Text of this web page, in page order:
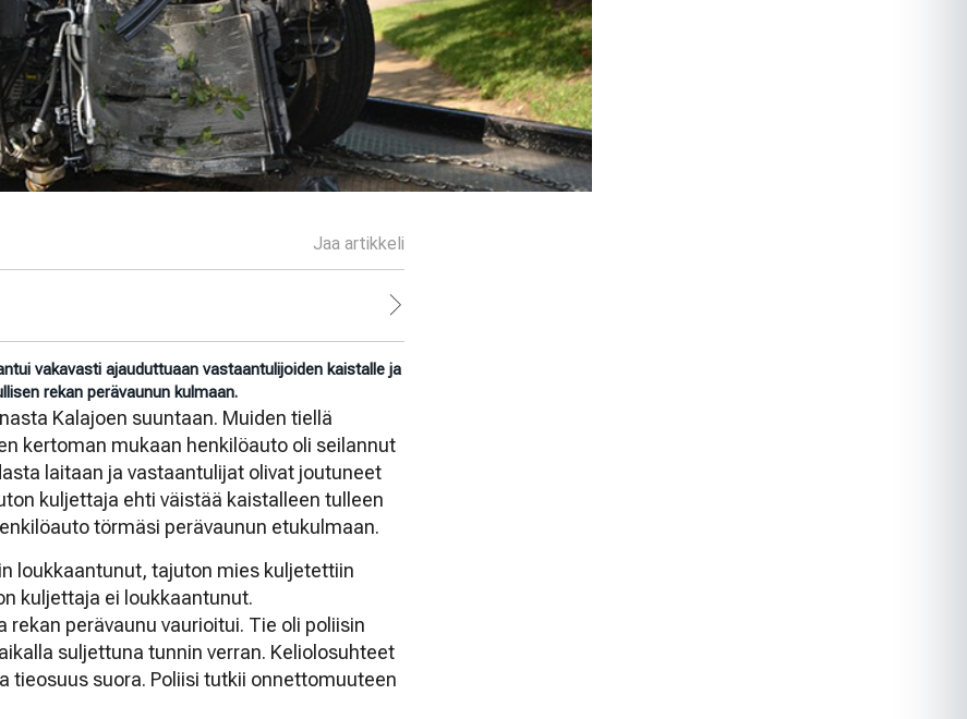
Jaa artikkeli
vakavasti ajauduttuaan vastaantulijoiden kaistalle ja
rekan perävaunun kulmaan.
Kalajoen suuntaan. Muiden tiellä
kertoman mukaan henkilöauto oli seilannut
laitaan ja vastaantulijat olivat joutuneet
kuljettaja ehti väistää kaistalleen tulleen
törmäsi perävaunun etukulmaan.
loukkaantunut, tajuton mies kuljetettiin
kuljettaja ei loukkaantunut.
perävaunu vaurioitui. Tie oli poliisin
suljettuna tunnin verran. Keliolosuhteet
tieosuus suora. Poliisi tutkii onnettomuuteen